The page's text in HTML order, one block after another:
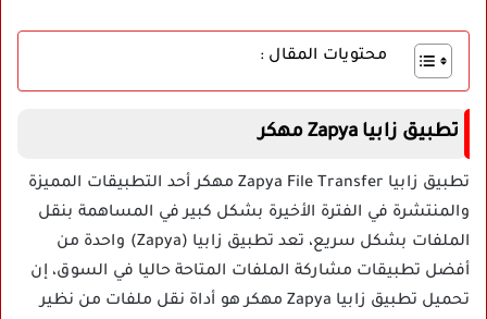
محتويات المقال :
تطبيق زابيا Zapya مهكر
تطبيق زابيا Zapya File Transfer مهكر أحد التطبيقات المميزة
والمنتشرة في الفترة الأخيرة بشكل كبير في المساهمة بنقل
الملفات بشكل سريع، تعد تطبيق زابيا (Zapya) واحدة من
أفضل تطبيقات مشاركة الملفات المتاحة حاليا في السوق، إن
تحميل تطبيق زابيا Zapya مهكر هو أداة نقل ملفات من نظير